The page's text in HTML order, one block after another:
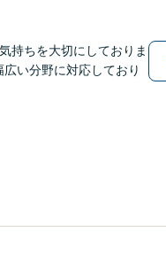
持ちを大切にしておりま
い分野に対応しており